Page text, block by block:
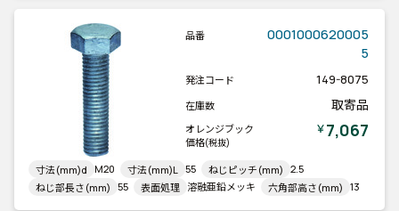
品番
0001000620005
5
発注コード 149-8075
在庫数 取寄品
オレンジブック
価格(税抜)
￥7,067
寸法(mm)d M20 寸法(mm)L 55 ねじピッチ(mm) 2.5
ねじ部長さ(mm) 55 表面処理 溶融亜鉛メッキ 六角部高さ(mm) 13